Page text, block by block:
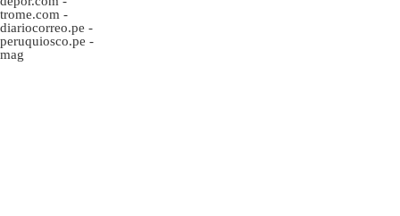
trome.com -
diariocorreo.pe -
peruquiosco.pe -
mag